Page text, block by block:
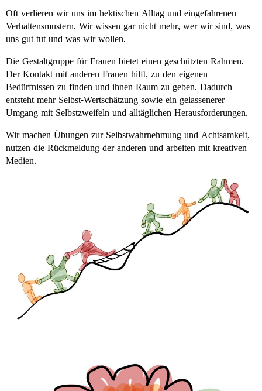
Oft verlieren wir uns im hektischen Alltag und eingefahrenen
Verhaltensmustern. Wir wissen gar nicht mehr, wer wir sind, was
uns gut tut und was wir wollen.
Die Gestaltgruppe für Frauen bietet einen geschützten Rahmen.
Der Kontakt mit anderen Frauen hilft, zu den eigenen
Bedürfnissen zu finden und ihnen Raum zu geben. Dadurch
entsteht mehr Selbst-Wertschätzung sowie ein gelassenerer
Umgang mit Selbstzweifeln und alltäglichen Herausforderungen.
Wir machen Übungen zur Selbstwahrnehmung und Achtsamkeit,
nutzen die Rückmeldung der anderen und arbeiten mit kreativen
Medien.